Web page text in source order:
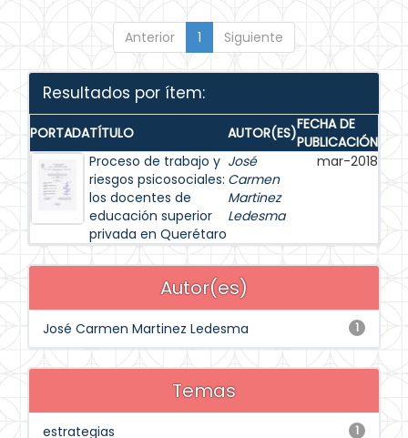
Anterior 1 Siguiente
Resultados por ítem:
PORTADATÍTULO AUTOR(ES)FECHA DE
PUBLICACIÓN
Proceso de trabajo y
riesgos psicosociales:
los docentes de
educación superior
privada en Querétaro
José
Carmen
Martinez
Ledesma
mar-2018
Autor(es)
1
José Carmen Martinez Ledesma
Temas
1
estrategias